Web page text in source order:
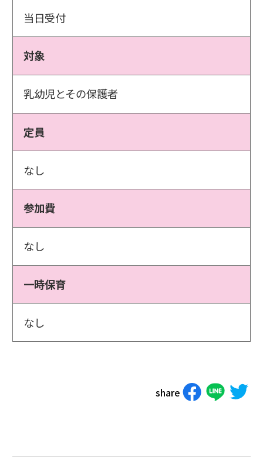
当日受付
対象
乳幼児とその保護者
定員
なし
参加費
なし
一時保育
なし
share